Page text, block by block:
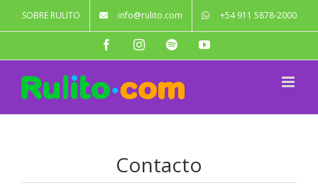
contenido
SOBRE RULITO info@rulito.com +54 911 5878-2000
FacebookInstagramSpotifyYouTube
Contacto